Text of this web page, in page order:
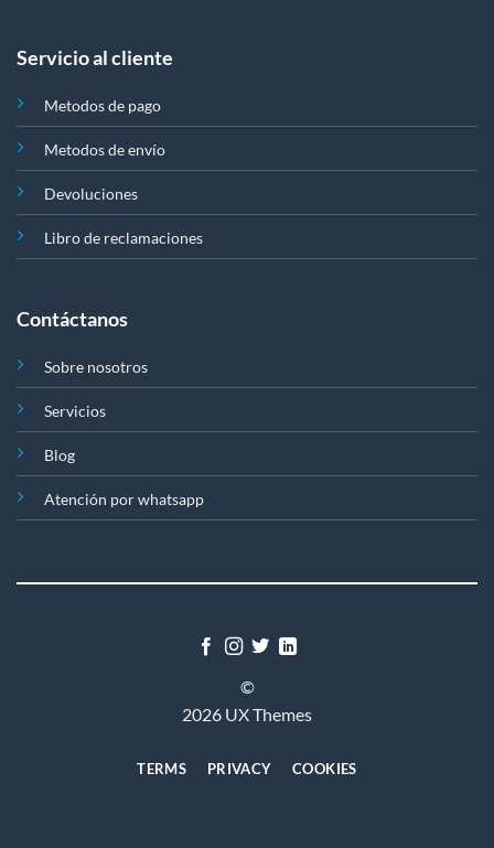
Servicio al cliente
Metodos de pago
Metodos de envío
Devoluciones
Libro de reclamaciones
Contáctanos
Sobre nosotros
Servicios
Blog
Atención por whatsapp
©
2026 UX Themes
TERMS PRIVACY COOKIES